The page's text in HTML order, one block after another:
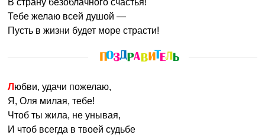
В страну безоблачного счастья!
Тебе желаю всей душой —
Пусть в жизни будет море страсти!
Любви, удачи пожелаю,
Я, Оля милая, тебе!
Чтоб ты жила, не унывая,
И чтоб всегда в твоей судьбе